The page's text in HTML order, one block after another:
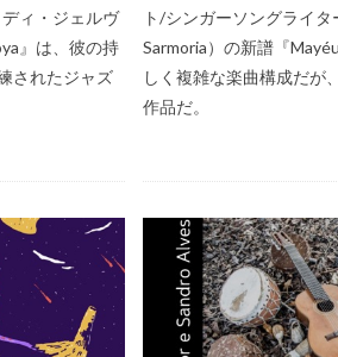
ィ・ジェルヴ
』は、彼の持
されたジャズ
ト/シンガーソングライ
Sarmoria）の新譜『
しく複雑な楽曲構成だが
作品だ。